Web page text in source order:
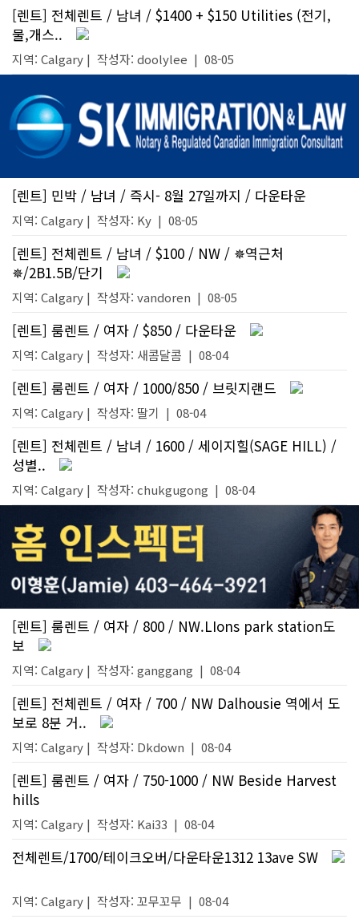
[렌트] 전체렌트 / 남녀 / $1400 + $150 Utilities (전기,
물,개스..
지역: Calgary | 작성자: doolylee | 08-05
[렌트] 민박 / 남녀 / 즉시- 8월 27일까지 / 다운타운
지역: Calgary | 작성자: Ky | 08-05
[렌트] 전체렌트 / 남녀 / $100 / NW / ✵역근처
✵/2B1.5B/단기
지역: Calgary | 작성자: vandoren | 08-05
[렌트] 룸렌트 / 여자 / $850 / 다운타운
지역: Calgary | 작성자: 새콤달콤 | 08-04
[렌트] 룸렌트 / 여자 / 1000/850 / 브릿지랜드
지역: Calgary | 작성자: 딸기 | 08-04
[렌트] 전체렌트 / 남녀 / 1600 / 세이지힐(SAGE HILL) /
성별..
지역: Calgary | 작성자: chukgugong | 08-04
[렌트] 룸렌트 / 여자 / 800 / NW.LIons park station도
보
지역: Calgary | 작성자: ganggang | 08-04
[렌트] 전체렌트 / 여자 / 700 / NW Dalhousie 역에서 도
보로 8분 거..
지역: Calgary | 작성자: Dkdown | 08-04
[렌트] 룸렌트 / 여자 / 750-1000 / NW Beside Harvest
hills
지역: Calgary | 작성자: Kai33 | 08-04
전체렌트/1700/테이크오버/다운타운1312 13ave SW
지역: Calgary | 작성자: 꼬무꼬무 | 08-04